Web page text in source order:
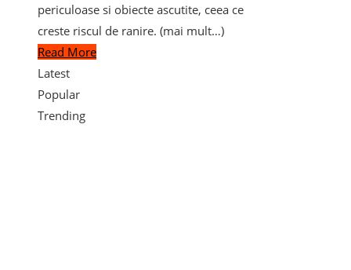
periculoase si obiecte ascutite, ceea ce
creste riscul de ranire. (mai mult…)
Read More
Latest
Popular
Trending